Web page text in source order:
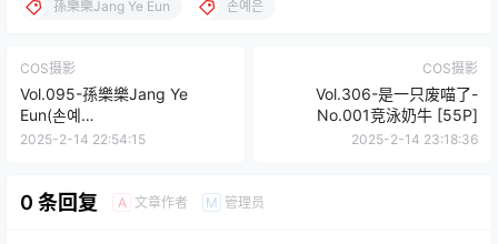
孫樂樂Jang Ye Eun 손예은
COS摄影
Vol.095-孫樂樂Jang Ye
Eun(손예
은)No.001[ARTGRAVIA]
2025-2-14 22:54:15
COS摄影
Vol.306-是一只废喵了-
No.001竞泳奶牛 [55P]
2025-2-14 23:18:36
0 条回复 A 文章作者 M 管理员